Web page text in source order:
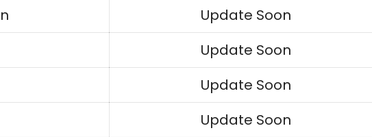
Update Soon
Update Soon
Update Soon
Update Soon